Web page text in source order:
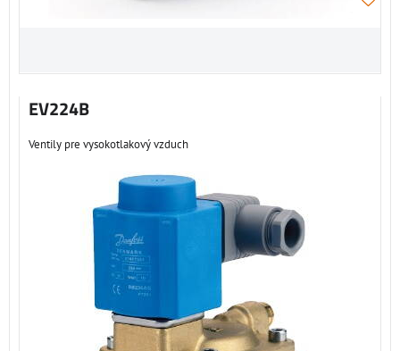
EV224B
Ventily pre vysokotlakový vzduch